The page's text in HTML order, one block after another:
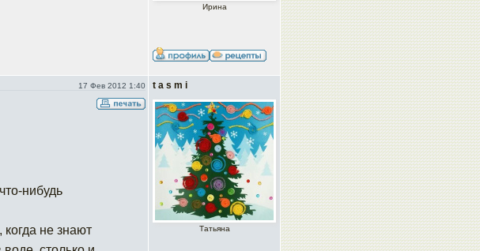
Ирина
17 Фев 2012 1:40 t a s m i
Татьяна
нибудь
не знают